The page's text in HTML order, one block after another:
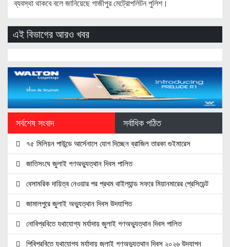
ব্যবস্থা থাকবে বলে জানিয়েছে গাজীপুর মেট্রোপলিটন পুলিশ।
এই বিভাগের আরও খবর
সর্বশেষ সংবাদ সর্বাধিক পঠিত
৭৫ মিলিয়ন পাউন্ডে আর্সেনালে যোগ দিচ্ছেন ব্রাজিল তারকা গুইমারেস
জাতিসংঘে জুলাই গণঅভ্যুত্থান দিবস পালিত
বেসামরিক দায়িত্ব নেওয়ার পর প্রথম থাইল্যান্ড সফরে মিয়ানমারের প্রেসিডেন্ট
জামালপুরে জুলাই অভ্যুত্থান দিবস উদযাপিত
নোবিপ্রবিতে যথাযোগ্য মর্যাদায় জুলাই গণঅভ্যুত্থান দিবস পালিত
পিবিপ্রবিতে যথাযোগ্য মর্যাদায় জুলাই গণঅভ্যুত্থান দিবস ২০২৬ উদযাপন